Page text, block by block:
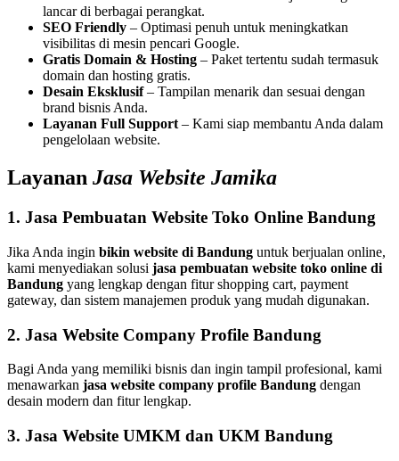
lancar di berbagai perangkat.
SEO Friendly – Optimasi penuh untuk meningkatkan
visibilitas di mesin pencari Google.
Gratis Domain & Hosting – Paket tertentu sudah termasuk
domain dan hosting gratis.
Desain Eksklusif– Tampilan menarik dan sesuai dengan
brand bisnis Anda.
Layanan Full Support– Kami siap membantu Anda dalam
pengelolaan website.
Layanan Jasa Website Jamika
1. Jasa Pembuatan Website Toko Online Bandung
Jika Anda ingin bikin website di Bandung untuk berjualan online,
kami menyediakan solusi jasa pembuatan website toko online di
Bandung yang lengkap dengan fitur shopping cart, payment
gateway, dan sistem manajemen produk yang mudah digunakan.
2. Jasa Website Company Profile Bandung
Bagi Anda yang memiliki bisnis dan ingin tampil profesional, kami
menawarkan jasa website company profile Bandung dengan
desain modern dan fitur lengkap.
3. Jasa Website UMKM dan UKM Bandung